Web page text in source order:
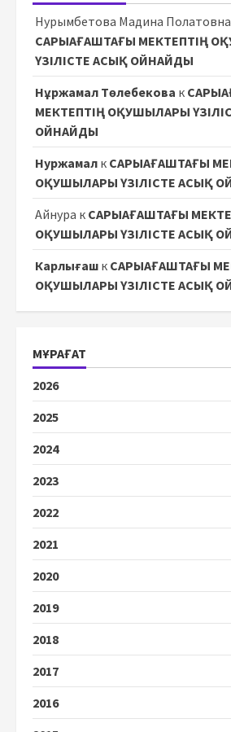
Нурымбетова Мадина Полатовна
САРЫАҒАШТАҒЫ МЕКТЕПТІҢ
ҮЗІЛІСТЕ АСЫҚ ОЙНАЙДЫ
Нұржамал Төлебекова к
МЕКТЕПТІҢ ОҚУШЫЛАРЫ
ОЙНАЙДЫ
Нуржамал к САРЫАҒАШТАҒЫ
ОҚУШЫЛАРЫ ҮЗІЛІСТЕ АСЫҚ
Айнура к САРЫАҒАШТАҒЫ
ОҚУШЫЛАРЫ ҮЗІЛІСТЕ АСЫҚ
Карлығаш к САРЫАҒАШТАҒЫ
ОҚУШЫЛАРЫ ҮЗІЛІСТЕ АСЫҚ
МҰРАҒАТ
2026
2025
2024
2023
2022
2021
2020
2019
2018
2017
2016